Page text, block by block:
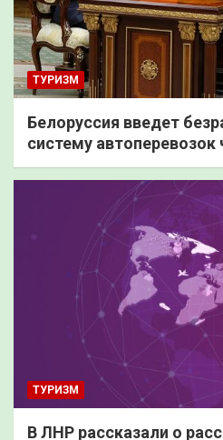
ТУРИЗМ
Белоруссия введет
систему автоперевозок
ТУРИЗМ
В ЛНР рассказали о